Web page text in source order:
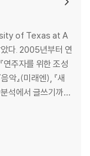
of Texas at A
다. 2005년부터 연
연주자를 위한 조성
악』(미래엔), 『새
석에서 글쓰기까
음악과 클래식: 이야
하였다. 2009년부